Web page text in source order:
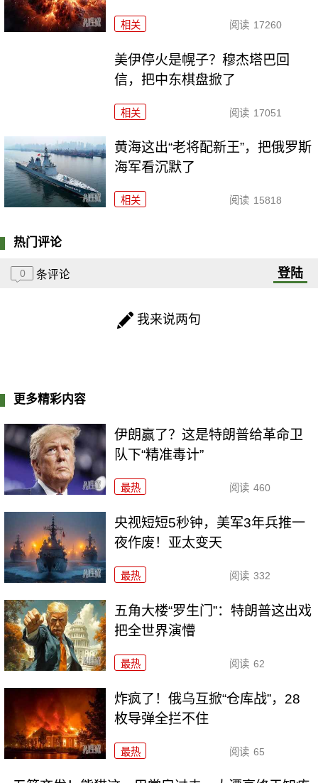
相关 阅读 17260
美伊停火是幌子？穆杰塔巴回
信，把中东棋盘掀了
相关 阅读 17051
黄海这出“老将配新王”，把俄罗斯
海军看沉默了
相关 阅读 15818
热门评论
0 条评论 登陆
我来说两句
更多精彩内容
伊朗赢了？这是特朗普给革命卫
队下“精准毒计”
最热 阅读 460
央视短短5秒钟，美军3年兵推一
夜作废！亚太变天
最热 阅读 332
五角大楼“罗生门”：特朗普这出戏
把全世界演懵
最热 阅读 62
炸疯了！俄乌互掀“仓库战”，28
枚导弹全拦不住
最热 阅读 65